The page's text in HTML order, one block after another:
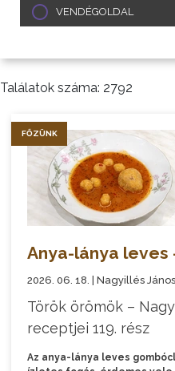
VENDÉGOLDAL
Találatok száma: 2792
FŐZÜNK
Anya-lánya leves
2026. 06. 18. | Nagyillés János
Török örömök –
receptjei 119. rész
Az anya-lánya leves